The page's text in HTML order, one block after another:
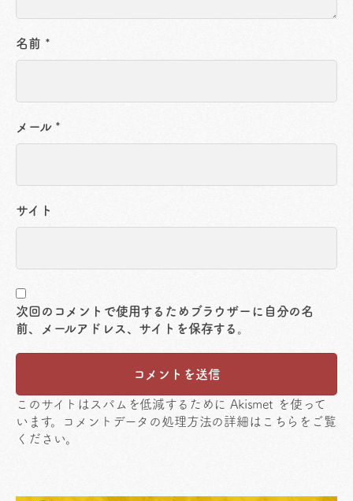
名前 *
メール *
サイト
次回のコメントで使用するためブラウザーに自分の名
前、メールアドレス、サイトを保存する。
このサイトはスパムを低減するために Akismet を使って
います。
コメントデータの処理方法の詳細はこちらをご覧
ください。